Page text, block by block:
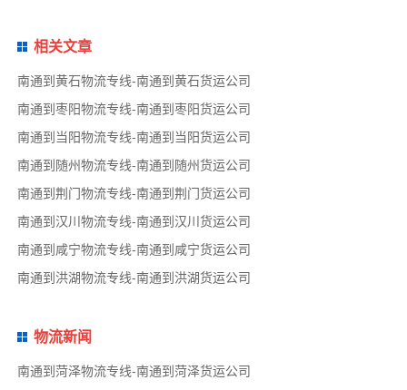
相关文章
南通到黄石物流专线-南通到黄石货运公司
南通到枣阳物流专线-南通到枣阳货运公司
南通到当阳物流专线-南通到当阳货运公司
南通到随州物流专线-南通到随州货运公司
南通到荆门物流专线-南通到荆门货运公司
南通到汉川物流专线-南通到汉川货运公司
南通到咸宁物流专线-南通到咸宁货运公司
南通到洪湖物流专线-南通到洪湖货运公司
物流新闻
南通到菏泽物流专线-南通到菏泽货运公司